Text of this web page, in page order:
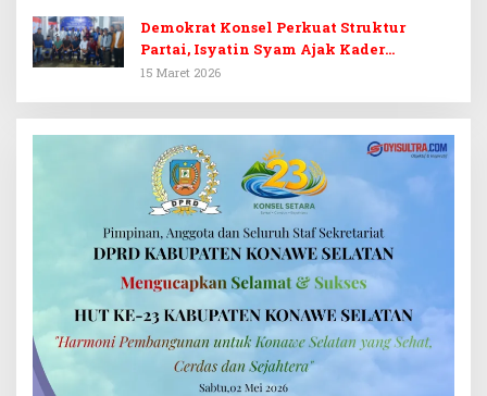
Demokrat Konsel Perkuat Struktur
Partai, Isyatin Syam Ajak Kader
Kembalikan Kejayaan
15 Maret 2026